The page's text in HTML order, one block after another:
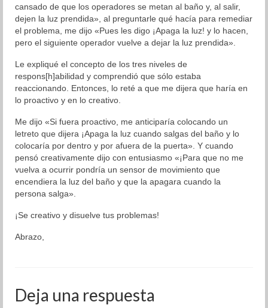
cansado de que los operadores se metan al baño y, al salir,
dejen la luz prendida», al preguntarle qué hacía para remediar
el problema, me dijo «Pues les digo ¡Apaga la luz! y lo hacen,
pero el siguiente operador vuelve a dejar la luz prendida».
Le expliqué el concepto de los tres niveles de
respons[h]abilidad y comprendió que sólo estaba
reaccionando. Entonces, lo reté a que me dijera que haría en
lo proactivo y en lo creativo.
Me dijo «Si fuera proactivo, me anticiparía colocando un
letreto que dijera ¡Apaga la luz cuando salgas del baño y lo
colocaría por dentro y por afuera de la puerta». Y cuando
pensó creativamente dijo con entusiasmo «¡Para que no me
vuelva a ocurrir pondría un sensor de movimiento que
encendiera la luz del baño y que la apagara cuando la
persona salga».
¡Se creativo y disuelve tus problemas!
Abrazo,
Deja una respuesta